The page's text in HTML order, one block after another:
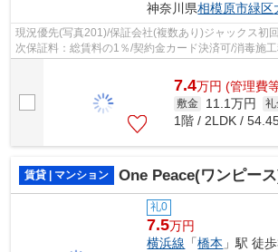
神奈川県相模原市緑区
現況優先(写真201)/保証会社(複数あり)ジャックス初
次保証料：総賃料の1％/契約金カード決済可/消毒施
7.4万円 (管理費
敷金 11.1万円
1階 / 2LDK /
賃貸 | マンション One Peace(ワンピー
礼0
7.5万円
横浜線 「橋本 」駅 徒